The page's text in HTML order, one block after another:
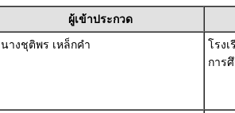
ผู้เข้าประกวด
นางชุติพร เหล็กคำ
โรง
การ